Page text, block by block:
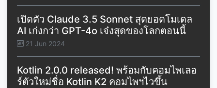
เปิดตัว Claude 3.5 Sonnet สุดยอดโมเดล
AI เก่งกว่า GPT-4o เจ๋งสุดของโลกตอนนี้
21 Jun 2024
Kotlin 2.0.0 released! พร้อมกับคอมไพเลอ
ร์ตัวใหม่ชื่อ Kotlin K2 คอมไพฯไวขึ้น